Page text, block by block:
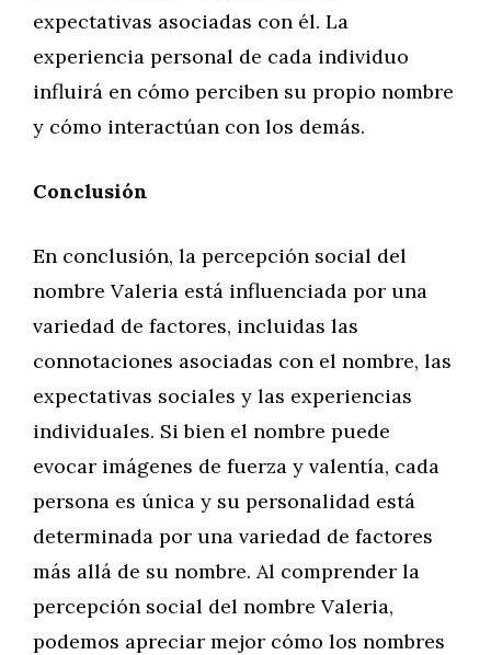
expectativas asociadas con él. La
experiencia personal de cada individuo
influirá en cómo perciben su propio nombre
y cómo interactúan con los demás.
Conclusión
En conclusión, la percepción social del
nombre Valeria está influenciada por una
variedad de factores, incluidas las
connotaciones asociadas con el nombre, las
expectativas sociales y las experiencias
individuales. Si bien el nombre puede
evocar imágenes de fuerza y valentía, cada
persona es única y su personalidad está
determinada por una variedad de factores
más allá de su nombre. Al comprender la
percepción social del nombre Valeria,
podemos apreciar mejor cómo los nombres